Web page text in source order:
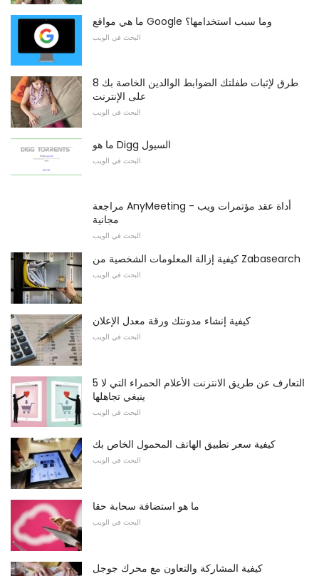
ما هي مواقع Google وما سبب استخدامها؟
البحث في الويب
8 طرق لإثبات طفلتك الضوابط الوالدين الخاصة بك
على الإنترنت
البحث في الويب
ما هو Digg السيول
البحث في الويب
مراجعة AnyMeeting - أداة عقد مؤتمرات ويب
مجانية
البحث في الويب
كيفية إزالة المعلومات الشخصية من Zabasearch
البحث في الويب
كيفية إنشاء مدونتك ورقة معدل الإعلان
البحث في الويب
5 التعارف عن طريق الانترنت الأعلام الحمراء التي لا
ينبغي تجاهلها
البحث في الويب
كيفية سعر تطبيق الهاتف المحمول الخاص بك
البحث في الويب
ما هو استضافة سحابة حقا
البحث في الويب
كيفية المشاركة والتعاون مع محرك جوجل